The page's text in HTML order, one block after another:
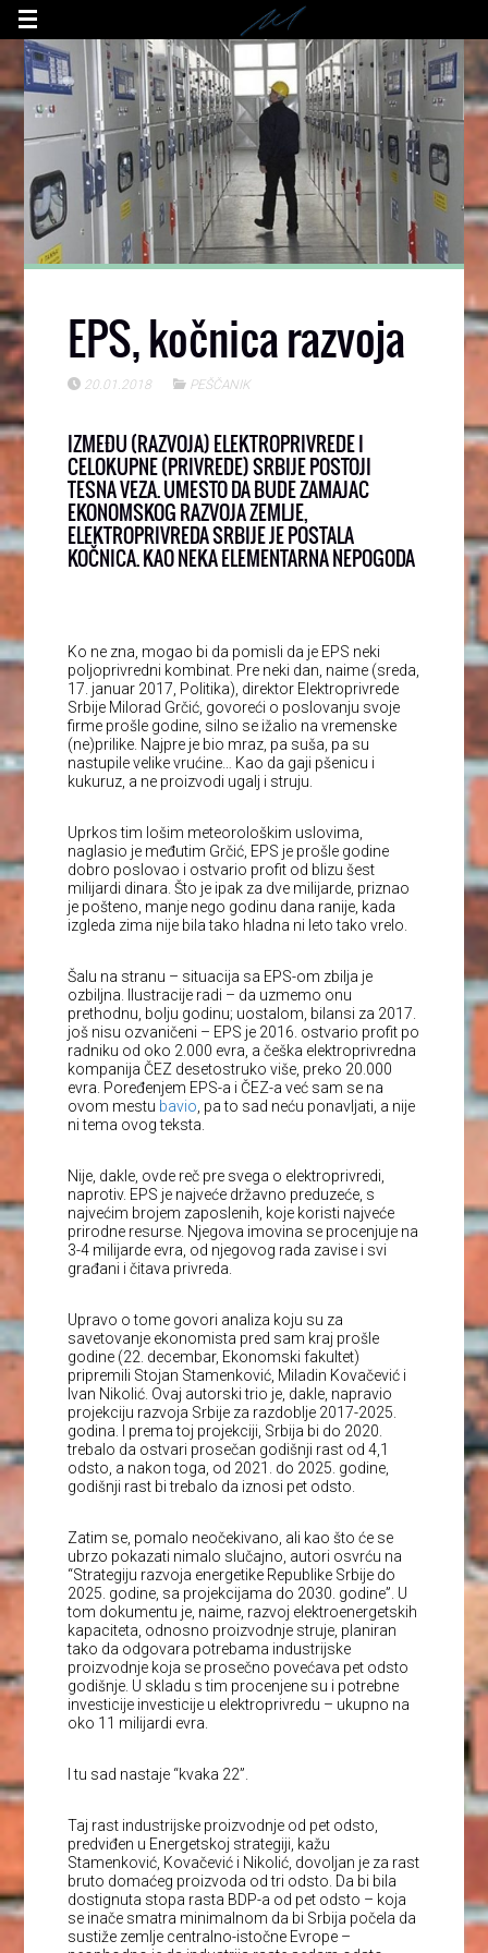
EPS, kočnica razvoja
20.01.2018 PEŠČANIK
IZMEĐU (RAZVOJA) ELEKTROPRIVREDE I
CELOKUPNE (PRIVREDE) SRBIJE POSTOJI
TESNA VEZA. UMESTO DA BUDE ZAMAJAC
EKONOMSKOG RAZVOJA ZEMLJE,
ELEKTROPRIVREDA SRBIJE JE POSTALA
KOČNICA. KAO NEKA ELEMENTARNA NEPOGODA
Ko ne zna, mogao bi da pomisli da je EPS neki
poljoprivredni kombinat. Pre neki dan, naime (sreda,
17. januar 2017, Politika), direktor Elektroprivrede
Srbije Milorad Grčić, govoreći o poslovanju svoje
firme prošle godine, silno se ižalio na vremenske
(ne)prilike. Najpre je bio mraz, pa suša, pa su
nastupile velike vrućine… Kao da gaji pšenicu i
kukuruz, a ne proizvodi ugalj i struju.
Uprkos tim lošim meteorološkim uslovima,
naglasio je međutim Grčić, EPS je prošle godine
dobro poslovao i ostvario profit od blizu šest
milijardi dinara. Što je ipak za dve milijarde, priznao
je pošteno, manje nego godinu dana ranije, kada
izgleda zima nije bila tako hladna ni leto tako vrelo.
Šalu na stranu – situacija sa EPS-om zbilja je
ozbiljna. Ilustracije radi – da uzmemo onu
prethodnu, bolju godinu; uostalom, bilansi za 2017.
još nisu ozvaničeni – EPS je 2016. ostvario profit po
radniku od oko 2.000 evra, a češka elektroprivredna
kompanija ČEZ desetostruko više, preko 20.000
evra. Poređenjem EPS-a i ČEZ-a već sam se na
ovom mestu bavio , pa to sad neću ponavljati, a nije
ni tema ovog teksta.
Nije, dakle, ovde reč pre svega o elektroprivredi,
naprotiv. EPS je najveće državno preduzeće, s
najvećim brojem zaposlenih, koje koristi najveće
prirodne resurse. Njegova imovina se procenjuje na
3-4 milijarde evra, od njegovog rada zavise i svi
građani i čitava privreda.
Upravo o tome govori analiza koju su za
savetovanje ekonomista pred sam kraj prošle
godine (22. decembar, Ekonomski fakultet)
pripremili Stojan Stamenković, Miladin Kovačević i
Ivan Nikolić. Ovaj autorski trio je, dakle, napravio
projekciju razvoja Srbije za razdoblje 2017-2025.
godina. I prema toj projekciji, Srbija bi do 2020.
trebalo da ostvari prosečan godišnji rast od 4,1
odsto, a nakon toga, od 2021. do 2025. godine,
godišnji rast bi trebalo da iznosi pet odsto.
Zatim se, pomalo neočekivano, ali kao što će se
ubrzo pokazati nimalo slučajno, autori osvrću na
“Strategiju razvoja energetike Republike Srbije do
2025. godine, sa projekcijama do 2030. godine”. U
tom dokumentu je, naime, razvoj elektroenergetskih
kapaciteta, odnosno proizvodnje struje, planiran
tako da odgovara potrebama industrijske
proizvodnje koja se prosečno povećava pet odsto
godišnje. U skladu s tim procenjene su i potrebne
investicije investicije u elektroprivredu – ukupno na
oko 11 milijardi evra.
I tu sad nastaje “kvaka 22”.
Taj rast industrijske proizvodnje od pet odsto,
predviđen u Energetskoj strategiji, kažu
Stamenković, Kovačević i Nikolić, dovoljan je za rast
bruto domaćeg proizvoda od tri odsto. Da bi bila
dostignuta stopa rasta BDP-a od pet odsto – koja
se inače smatra minimalnom da bi Srbija počela da
sustiže zemlje centralno-istočne Evrope –